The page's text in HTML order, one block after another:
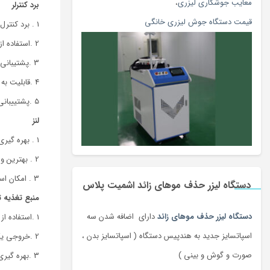
معایب جوشکاری لیزری،
قیمت دستگاه جوش لیزری خانگی
دستگاه لیزر حذف موهای زائد اشمیت پلاس
دستگاه لیزر حذف موهای زائددارای اضافه شدن سه
اسپاتسایز جدید به هندپیس دستگاه ( اسپاتسایز بدن ،
صورت و گوش و بینی )
برد کنترلر
1 . برد کنترل اصلی ساخت شرکت BJJCZ
2 .استفاده از آخرین ویرایش نرم افزار EzCad
3 .پشتیبانی از انواع ویندوز 7 ، 8 و 10
4 .قابلیت به روز رسانی برای انواع ویندوزهای آینده
5 .پشتییبانی از روتاری یا محور حرکتی
لنز
1 . بهره گیری از لنز اوپکس (برند سنگاپوری)
2 . بهترین و دقیق ترین لنز در چین
3 . امکان استفاده از لنز با ناحیه کارهای مختلف در دستگاه بر اساس درخواست و نیاز مشتری
منبع تغذیه
1 .استفاده از منبع تغذیه 5 و 24 ولت ساخت مینول تایوان
2 .خروجی یکنواخت، پایدار و طول عمر بسیار بالا
3 .بهره گیری از مدارهای محافظتی در منیع تغذیه برای حداکثر حفاظت برق ورودی و خروجی